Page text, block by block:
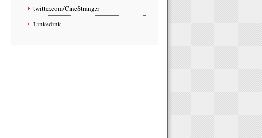
twitter.com/CineStranger
Linkedink